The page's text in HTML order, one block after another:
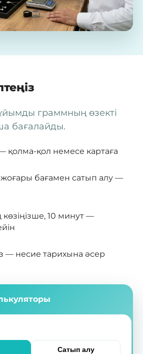
граммның өзекті
бағалайды.
қолма-қол немесе картаға
бағамен сатып алу —
көзіңізше, 10 минут —
— несие тарихына әсер
Сатып алу